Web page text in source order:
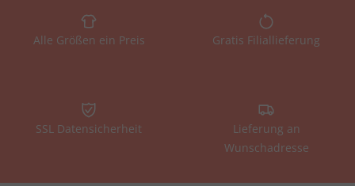
Alle Größen ein Preis Gratis Filiallieferung
SSL Datensicherheit
Lieferung an
Wunschadresse